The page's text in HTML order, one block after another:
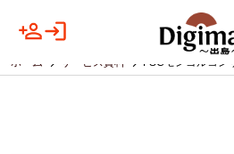
ホーム サービス資料 FSCモンゴルコン